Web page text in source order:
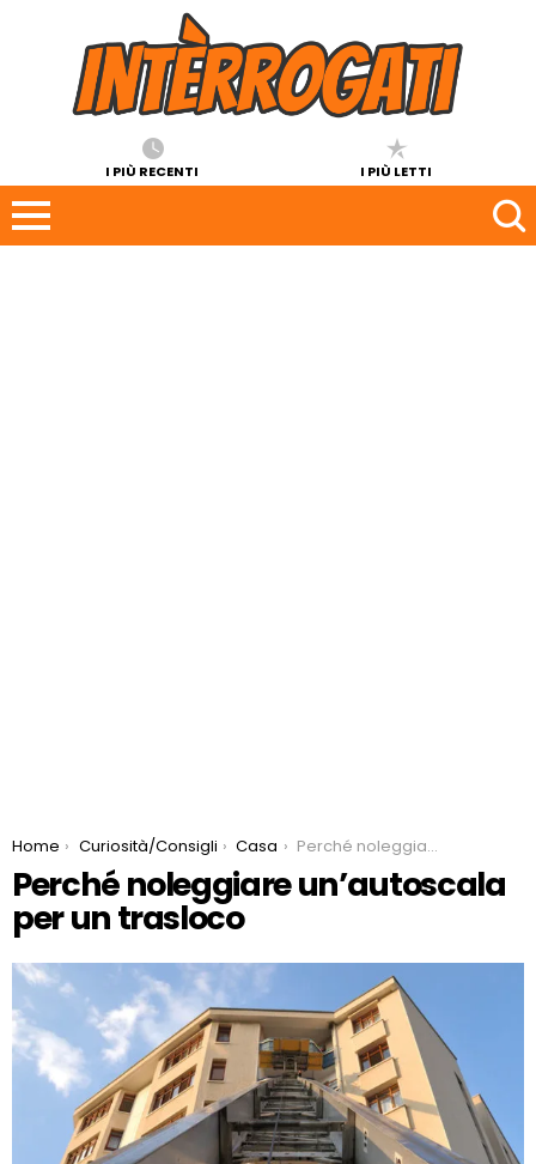
I PIÙ RECENTI I PIÙ LETTI
You are here:
Home Curiosità/Consigli Casa Perché noleggiare un’autoscala per un trasloco
Perché noleggiare un’autoscala
per un trasloco